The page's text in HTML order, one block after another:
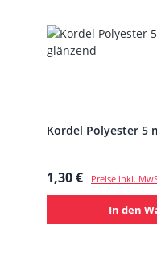
Kordel Polyester 5
Regulärer Preis:
1,30 € Preise inkl.
In den